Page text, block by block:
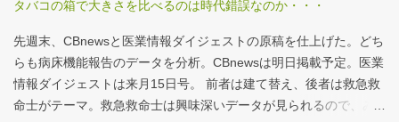
タバコの箱で大きさを比べるのは時代錯誤なのか・・・
先週末、CBnewsと医業情報ダイジェストの原稿を仕上げた。どち
らも病床機能報告のデータを分析。CBnewsは明日掲載予定。医業
情報ダイジェストは来月15日号。 前者は建て替え、後者は救急救
命士がテーマ。救急救命士は興味深いデータが見られるので、み